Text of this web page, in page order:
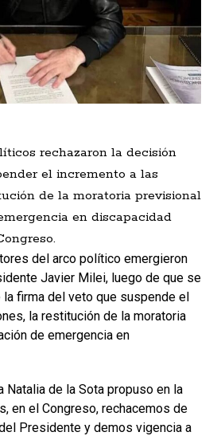
rechazaron la decisión
el incremento a las
de la moratoria previsional
en discapacidad
del arco político emergieron
Javier Milei, luego de que se
firma del veto que suspende el
la restitución de la moratoria
de emergencia en
Natalia de la Sota propuso en la
en el Congreso, rechacemos de
Presidente y demos vigencia a